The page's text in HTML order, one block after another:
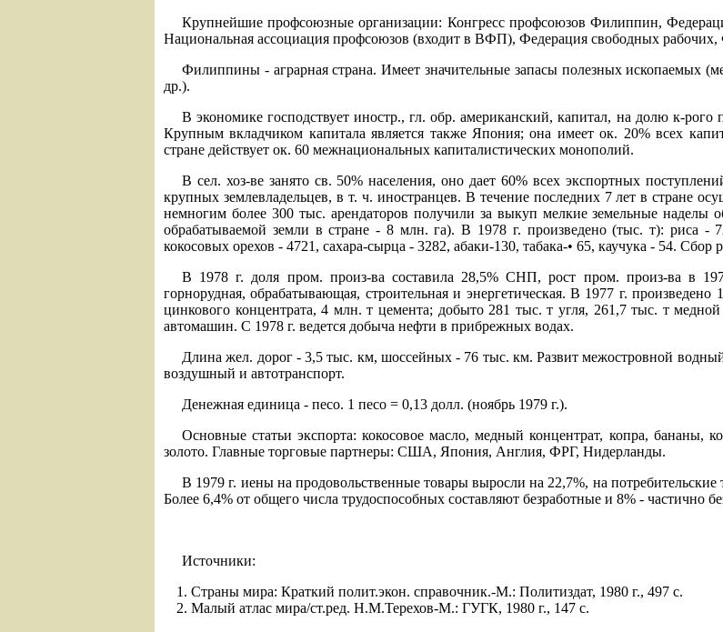
Крупнейшие профсоюзные организации: Конгресс профсоюзов Филиппин,
Национальная ассоциация профсоюзов (входит в ВФП), Федерация свободных рабочих,
Филиппины - аграрная страна. Имеет значительные запасы полезных ископаемых
др.).
В экономике господствует иностр., гл. обр. американский, капитал, на долю к-рого
Крупным вкладчиком капитала является также Япония; она имеет ок. 20% всех
стране действует ок. 60 межнациональных капиталистических монополий.
В сел. хоз-ве занято св. 50% населения, оно дает 60% всех экспортных
крупных землевладельцев, в т. ч. иностранцев. В течение последних 7 лет в стране
немногим более 300 тыс. арендаторов получили за выкуп мелкие земельные
обрабатываемой земли в стране - 8 млн. га). В 1978 г. произведено (тыс. т): риса -
кокосовых орехов - 4721, сахара-сырца - 3282, абаки-130, табака-• 65, каучука - 54. Сбор
В 1978 г. доля пром. произ-ва составила 28,5% СНП, рост пром. произ-ва в
горнорудная, обрабатывающая, строительная и энергетическая. В 1977 г.
цинкового концентрата, 4 млн. т цемента; добыто 281 тыс. т угля, 261,7 тыс. т
автомашин. С 1978 г. ведется добыча нефти в прибрежных водах.
Длина жел. дорог - 3,5 тыс. км, шоссейных - 76 тыс. км. Развит межостровной
воздушный и автотранспорт.
Денежная единица - песо. 1 песо = 0,13 долл. (ноябрь 1979 г.).
Основные статьи экспорта: кокосовое масло, медный концентрат, копра, бананы,
золото. Главные торговые партнеры: США, Япония, Англия, ФРГ, Нидерланды.
В 1979 г. иены на продовольственные товары выросли на 22,7%, на
Более 6,4% от общего числа трудоспособных составляют безработные и 8% - частично
Источники:
Страны мира: Краткий полит.экон. справочник.-М.: Политиздат, 1980 г., 497 с.
Малый атлас мира/ст.ред. Н.М.Терехов-М.: ГУГК, 1980 г., 147 с.